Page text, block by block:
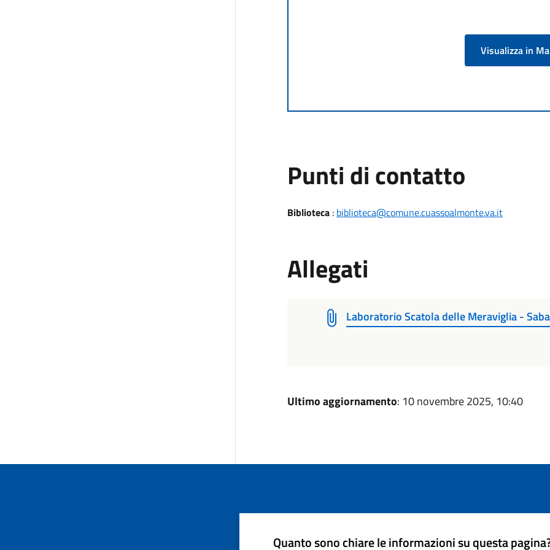
Visualizza in
Punti di contatto
Biblioteca : biblioteca@comune.cuassoalmonte.va.it
Allegati
Laboratorio Scatola delle Meraviglia -
Ultimo aggiornamento: 10 novembre 2025, 10:40
Quanto sono chiare le informazioni su questa